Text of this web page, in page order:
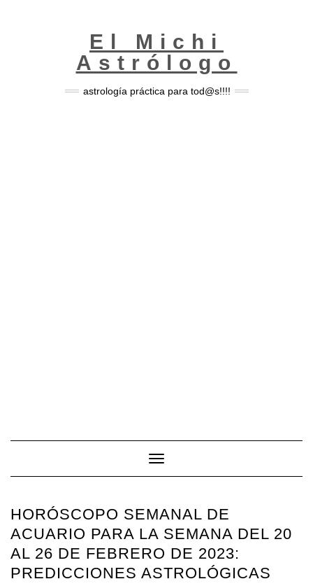
El Michi
Astrólogo
astrología práctica para tod@s!!!!
Toggle Navigation
HORÓSCOPO SEMANAL DE
ACUARIO PARA LA SEMANA DEL 20
AL 26 DE FEBRERO DE 2023:
PREDICCIONES ASTROLÓGICAS